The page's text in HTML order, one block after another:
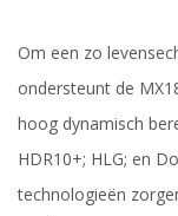
Om een zo
ondersteunt de
hoog dynamisch
HDR10+; HLG; en
technologieën